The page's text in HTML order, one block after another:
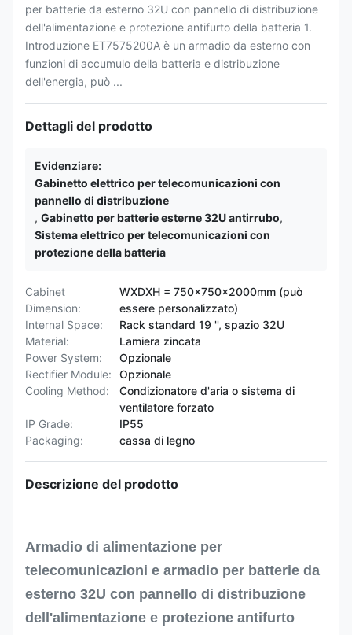
per batterie da esterno 32U con pannello di distribuzione
dell'alimentazione e protezione antifurto della batteria 1.
Introduzione ET7575200A è un armadio da esterno con
funzioni di accumulo della batteria e distribuzione
dell'energia, può ...
Dettagli del prodotto
Evidenziare:
Gabinetto elettrico per telecomunicazioni con
pannello di distribuzione
, Gabinetto per batterie esterne 32U antirrubo,
Sistema elettrico per telecomunicazioni con
protezione della batteria
Cabinet
Dimension:
WXDXH = 750x750x2000mm (può
essere personalizzato)
Internal Space:
Rack standard 19 '', spazio 32U
Material:
Lamiera zincata
Power System:
Opzionale
Rectifier Module:
Opzionale
Cooling Method:
Condizionatore d'aria o sistema di
ventilatore forzato
IP Grade:
IP55
Packaging:
cassa di legno
Descrizione del prodotto
Armadio di alimentazione per
telecomunicazioni e armadio per batterie da
esterno 32U con pannello di distribuzione
dell'alimentazione e protezione antifurto